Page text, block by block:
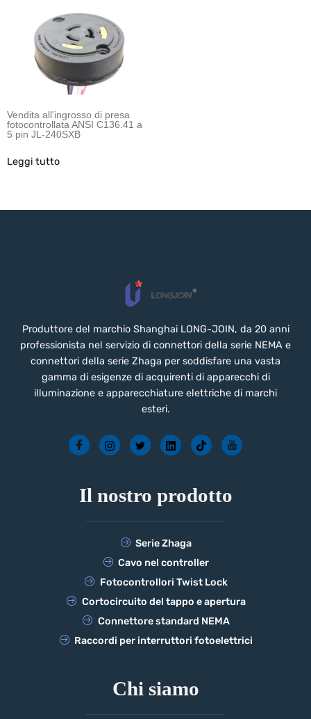
Vendita all'ingrosso di presa
fotocontrollata ANSI C136.41 a
5 pin JL-240SXB
Leggi tutto
Produttore del marchio Shanghai LONG-JOIN, da 20 anni
professionista nel servizio di connettori della serie NEMA e
connettori della serie Zhaga per soddisfare una vasta
gamma di esigenze di acquirenti di apparecchi di
illuminazione e apparecchiature elettriche di marchi
esteri.
Il nostro prodotto
Serie Zhaga
Cavo nel controller
Fotocontrollori Twist Lock
Cortocircuito del tappo e apertura
Connettore standard NEMA
Raccordi per interruttori fotoelettrici
Chi siamo